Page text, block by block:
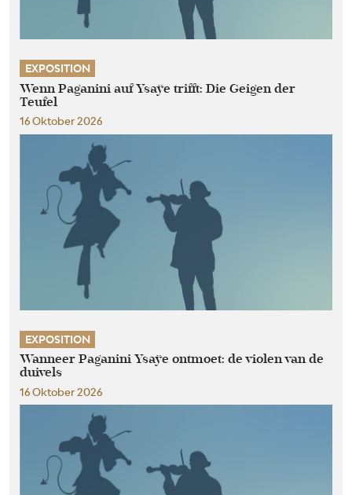
EXPOSITION
Wenn Paganini auf Ysaÿe trifft: Die Geigen der
Teufel
16 Oktober 2026
EXPOSITION
Wanneer Paganini Ysaÿe ontmoet: de violen van de
duivels
16 Oktober 2026